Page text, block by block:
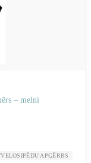
– melni
APĢĒRBS